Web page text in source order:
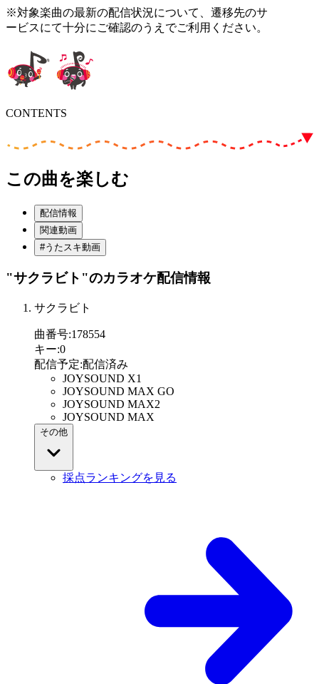
※対象楽曲の最新の配信状況について、遷移先のサ
ービスにて十分にご確認のうえでご利用ください。
CONTENTS
この曲を楽しむ
配信情報
関連動画
#うたスキ動画
"サクラビト"のカラオケ配信情報
サクラビト
曲番号:178554
キー:0
配信予定:配信済み
JOYSOUND X1
JOYSOUND MAX GO
JOYSOUND MAX2
JOYSOUND MAX
その他
採点ランキングを見る